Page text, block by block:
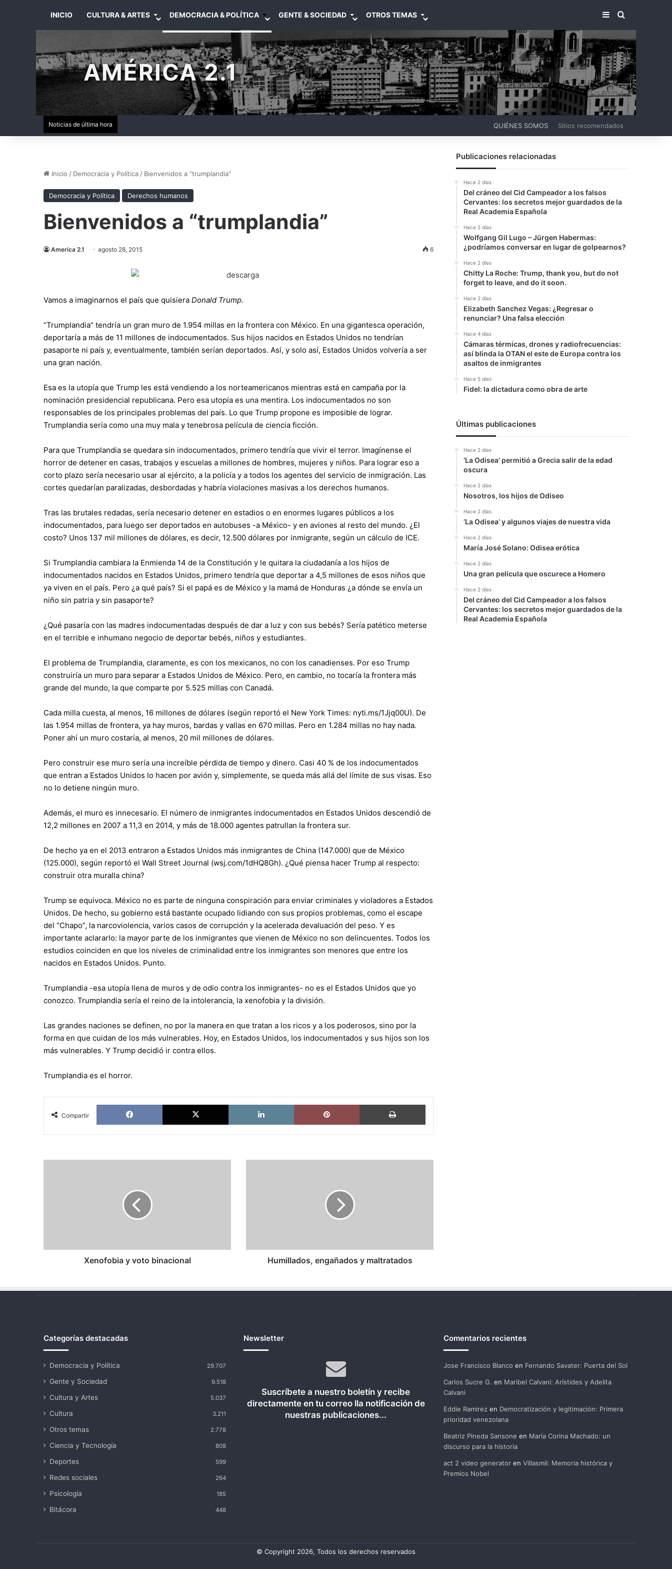
INICIO CULTURA & ARTES DEMOCRACIA & POLÍTICA GENTE & SOCIEDAD OTROS TEMAS BARRA LATERAL
BUSCAR
AMÉRICA 2.1
Noticias de última hora QUIÉNES SOMOS Sitios recomendados
Inicio / Democracia y Política / Bienvenidos a “trumplandia”
Democracia y Política Derechos humanos
Bienvenidos a “trumplandia”
America 2.1 agosto 28, 2015 6
Vamos a imaginarnos el país que quisiera Donald Trump.
“Trumplandia” tendría un gran muro de 1.954 millas en la frontera con México. En una gigantesca operación,
deportaría a más de 11 millones de indocumentados. Sus hijos nacidos en Estados Unidos no tendrían
pasaporte ni país y, eventualmente, también serían deportados. Así, y solo así, Estados Unidos volvería a ser
una gran nación.
Esa es la utopía que Trump les está vendiendo a los norteamericanos mientras está en campaña por la
nominación presidencial republicana. Pero esa utopía es una mentira. Los indocumentados no son
responsables de los principales problemas del país. Lo que Trump propone es imposible de lograr.
Trumplandia sería como una muy mala y tenebrosa película de ciencia ficción.
Para que Trumplandia se quedara sin indocumentados, primero tendría que vivir el terror. Imagínense el
horror de detener en casas, trabajos y escuelas a millones de hombres, mujeres y niños. Para lograr eso a
corto plazo sería necesario usar al ejército, a la policía y a todos los agentes del servicio de inmigración. Las
cortes quedarían paralizadas, desbordadas y habría violaciones masivas a los derechos humanos.
Tras las brutales redadas, sería necesario detener en estadios o en enormes lugares públicos a los
indocumentados, para luego ser deportados en autobuses -a México- y en aviones al resto del mundo. ¿El
costo? Unos 137 mil millones de dólares, es decir, 12.500 dólares por inmigrante, según un cálculo de ICE.
Si Trumplandia cambiara la Enmienda 14 de la Constitución y le quitara la ciudadanía a los hijos de
indocumentados nacidos en Estados Unidos, primero tendría que deportar a 4,5 millones de esos niños que
ya viven en el país. Pero ¿a qué país? Si el papá es de México y la mamá de Honduras ¿a dónde se envía un
niño sin patria y sin pasaporte?
¿Qué pasaría con las madres indocumentadas después de dar a luz y con sus bebés? Sería patético meterse
en el terrible e inhumano negocio de deportar bebés, niños y estudiantes.
El problema de Trumplandia, claramente, es con los mexicanos, no con los canadienses. Por eso Trump
construiría un muro para separar a Estados Unidos de México. Pero, en cambio, no tocaría la frontera más
grande del mundo, la que comparte por 5.525 millas con Canadá.
Cada milla cuesta, al menos, 16 millones de dólares (según reportó el New York Times: nyti.ms/1Jjq00U). De
las 1.954 millas de frontera, ya hay muros, bardas y vallas en 670 millas. Pero en 1.284 millas no hay nada.
Poner ahí un muro costaría, al menos, 20 mil millones de dólares.
Pero construir ese muro sería una increíble pérdida de tiempo y dinero. Casi 40 % de los indocumentados
que entran a Estados Unidos lo hacen por avión y, simplemente, se queda más allá del límite de sus visas. Eso
no lo detiene ningún muro.
Además, el muro es innecesario. El número de inmigrantes indocumentados en Estados Unidos descendió de
12,2 millones en 2007 a 11,3 en 2014, y más de 18.000 agentes patrullan la frontera sur.
De hecho ya en el 2013 entraron a Estados Unidos más inmigrantes de China (147.000) que de México
(125.000), según reportó el Wall Street Journal (wsj.com/1dHQ8Gh). ¿Qué piensa hacer Trump al respecto:
construir otra muralla china?
Trump se equivoca. México no es parte de ninguna conspiración para enviar criminales y violadores a Estados
Unidos. De hecho, su gobierno está bastante ocupado lidiando con sus propios problemas, como el escape
del “Chapo”, la narcoviolencia, varios casos de corrupción y la acelerada devaluación del peso. Y es
importante aclararlo: la mayor parte de los inmigrantes que vienen de México no son delincuentes. Todos los
estudios coinciden en que los niveles de criminalidad entre los inmigrantes son menores que entre los
nacidos en Estados Unidos. Punto.
Trumplandia -esa utopía llena de muros y de odio contra los inmigrantes- no es el Estados Unidos que yo
conozco. Trumplandia sería el reino de la intolerancia, la xenofobia y la división.
Las grandes naciones se definen, no por la manera en que tratan a los ricos y a los poderosos, sino por la
forma en que cuidan de los más vulnerables. Hoy, en Estados Unidos, los indocumentados y sus hijos son los
más vulnerables. Y Trump decidió ir contra ellos.
Trumplandia es el horror.
Compartir
Facebook X LinkedIn Pinterest Imprimir
Xenofobia y voto binacional Humillados, engañados y maltratados
Publicaciones relacionadas
Hace 2 días
Del cráneo del Cid Campeador a los falsos
Cervantes: los secretos mejor guardados de la
Real Academia Española
Hace 2 días
Wolfgang Gil Lugo – Jürgen Habermas:
¿podríamos conversar en lugar de golpearnos?
Hace 2 días
Chitty La Roche: Trump, thank you, but do not
forget to leave, and do it soon.
Hace 2 días
Elizabeth Sanchez Vegas: ¿Regresar o
renunciar? Una falsa elección
Hace 4 días
Cámaras térmicas, drones y radiofrecuencias:
así blinda la OTAN el este de Europa contra los
asaltos de inmigrantes
Hace 5 días
Fidel: la dictadura como obra de arte
Últimas publicaciones
Hace 2 días
‘La Odisea’ permitió a Grecia salir de la edad
oscura
Hace 2 días
Nosotros, los hijos de Odiseo
Hace 2 días
‘La Odisea’ y algunos viajes de nuestra vida
Hace 2 días
María José Solano: Odisea erótica
Hace 2 días
Una gran película que oscurece a Homero
Hace 2 días
Del cráneo del Cid Campeador a los falsos
Cervantes: los secretos mejor guardados de la
Real Academia Española
Categorías destacadas
Democracia y Política 29.707
Gente y Sociedad 9.518
Cultura y Artes 5.037
Cultura 3.211
Otros temas 2.778
Ciencia y Tecnología 808
Deportes 599
Redes sociales 264
Psicología 185
Bitácora 448
Newsletter
Suscríbete a nuestro boletín y recibe
directamente en tu correo lla notificación de
nuestras publicaciones...
Comentarios recientes
Jose Francisco Blanco en Fernando Savater: Puerta del Sol
Carlos Sucre G. en Maribel Calvani: Arístides y Adelita
Calvani
Eddie Ramirezen Democratización y legitimación: Primera
prioridad venezolana
Beatriz Pineda Sansone en María Corina Machado: un
discurso para la historia
act 2 video generatoren Villasmil: Memoria histórica y
Premios Nobel
© Copyright 2026, Todos los derechos reservados